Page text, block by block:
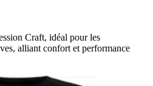
Craft, idéal pour les
alliant confort et performance